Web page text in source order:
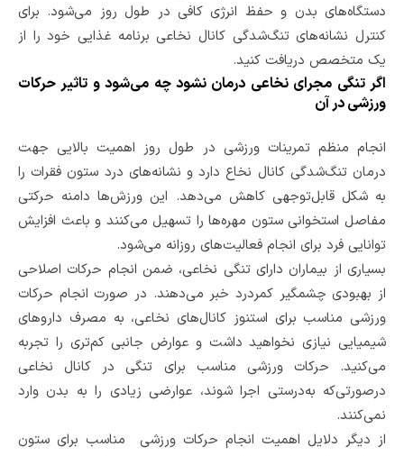
دستگاه‌های بدن و حفظ انرژی کافی در طول روز می‌شود. برای
کنترل نشانه‌های تنگ‌شدگی کانال نخاعی برنامه غذایی خود را از
یک متخصص‌ دریافت کنید.
اگر تنگی مجرای نخاعی درمان نشود چه می‌شود و تاثیر حرکات
ورزشی در آن
انجام منظم تمرینات ورزشی در طول روز اهمیت بالایی جهت
درمان تنگ‌شدگی کانال نخاع دارد و نشانه‌های درد ستون فقرات را
به شکل قابل‌توجهی کاهش می‌دهد. این ورزش‌ها دامنه حرکتی
مفاصل استخوانی ستون مهره‌ها را تسهیل می‌‌کنند و باعث افزایش
توانایی فرد برای انجام فعالیت‌های روزانه می‌شود.
بسیاری از بیماران دارای تنگی نخاعی، ضمن انجام حرکات اصلاحی
از بهبودی چشمگیر کمردرد خبر می‌دهند. در صورت انجام حرکات
ورزشی مناسب برای استنوز کانال‌های نخاعی، به مصرف داروهای
شیمیایی نیازی نخواهید داشت و عوارض جانبی کم‌تری را تجربه
می‌کنید. حرکات ورزشی مناسب برای تنگی در کانال نخاعی
درصورتی‌که به‌درستی اجرا شوند، عوارضی زیادی را به بدن وارد
نمی‌کنند.
از دیگر دلایل اهمیت انجام حرکات ورزشی مناسب برای ستون